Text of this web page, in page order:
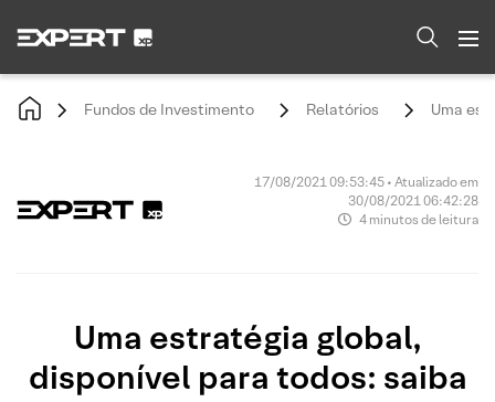
Fundos de Investimento Relatórios Uma
17/08/2021 09:53:45 • Atualizado em
30/08/2021 06:42:28
4 minutos de leitura
Uma estratégia global,
disponível para todos: saiba